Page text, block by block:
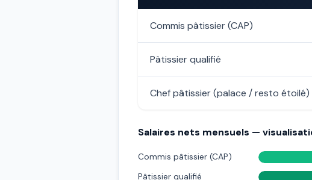
Commis pâtissier (CAP)
Pâtissier qualifié
Chef pâtissier (palace / resto étoilé)
Salaires nets mensuels —
Commis pâtissier (CAP)
Pâtissier qualifié